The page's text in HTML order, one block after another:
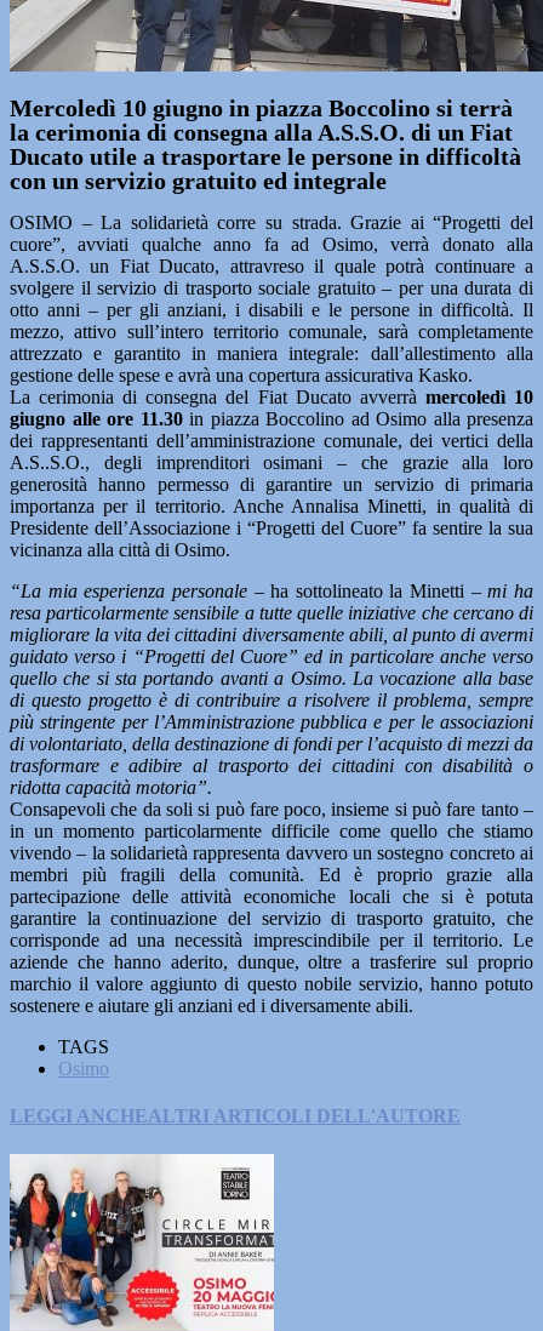
Mercoledì 10 giugno in piazza Boccolino si terrà
la cerimonia di consegna alla A.S.S.O. di un Fiat
Ducato utile a trasportare le persone in difficoltà
con un servizio gratuito ed integrale
OSIMO – La solidarietà corre su strada. Grazie ai “Progetti del
cuore”, avviati qualche anno fa ad Osimo, verrà donato alla
A.S.S.O. un Fiat Ducato, attravreso il quale potrà continuare a
svolgere il servizio di trasporto sociale gratuito – per una durata di
otto anni – per gli anziani, i disabili e le persone in difficoltà. Il
mezzo, attivo sull’intero territorio comunale, sarà completamente
attrezzato e garantito in maniera integrale: dall’allestimento alla
gestione delle spese e avrà una copertura assicurativa Kasko.
La cerimonia di consegna del Fiat Ducato avverrà mercoledì 10
giugno alle ore 11.30in piazza Boccolino ad Osimo alla presenza
dei rappresentanti dell’amministrazione comunale, dei vertici della
A.S..S.O., degli imprenditori osimani – che grazie alla loro
generosità hanno permesso di garantire un servizio di primaria
importanza per il territorio. Anche Annalisa Minetti, in qualità di
Presidente dell’Associazione i “Progetti del Cuore” fa sentire la sua
vicinanza alla città di Osimo.
“La mia esperienza personale –ha sottolineato la Minetti – mi ha
resa particolarmente sensibile a tutte quelle iniziative che cercano di
migliorare la vita dei cittadini diversamente abili, al punto di avermi
guidato verso i “Progetti del Cuore” ed in particolare anche verso
quello che si sta portando avanti a Osimo. La vocazione alla base
di questo progetto è di contribuire a risolvere il problema, sempre
più stringente per l’Amministrazione pubblica e per le associazioni
di volontariato, della destinazione di fondi per l’acquisto di mezzi da
trasformare e adibire al trasporto dei cittadini con disabilità o
ridotta capacità motoria”.
Consapevoli che da soli si può fare poco, insieme si può fare tanto –
in un momento particolarmente difficile come quello che stiamo
vivendo – la solidarietà rappresenta davvero un sostegno concreto ai
membri più fragili della comunità. Ed è proprio grazie alla
partecipazione delle attività economiche locali che si è potuta
garantire la continuazione del servizio di trasporto gratuito, che
corrisponde ad una necessità imprescindibile per il territorio. Le
aziende che hanno aderito, dunque, oltre a trasferire sul proprio
marchio il valore aggiunto di questo nobile servizio, hanno potuto
sostenere e aiutare gli anziani ed i diversamente abili.
TAGS
Osimo
LEGGI ANCHEALTRI ARTICOLI DELL'AUTORE